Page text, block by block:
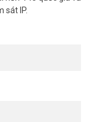
sát IP.